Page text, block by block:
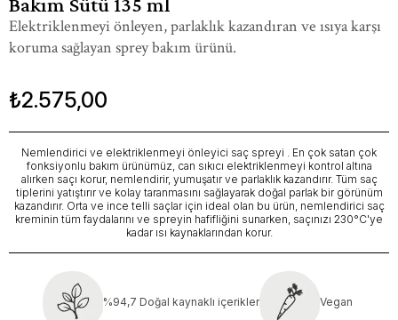
Elektriklenmeyi önleyen, parlaklık kazandıran ve ısıya karşı
koruma sağlayan sprey bakım ürünü.
₺2.575,00
Nemlendirici ve elektriklenmeyi önleyici saç spreyi . En çok satan çok
fonksiyonlu bakım ürünümüz, can sıkıcı elektriklenmeyi kontrol altına
alırken saçı korur, nemlendirir, yumuşatır ve parlaklık kazandırır. Tüm saç
tiplerini yatıştırır ve kolay taranmasını sağlayarak doğal parlak bir görünüm
kazandırır. Orta ve ince telli saçlar için ideal olan bu ürün, nemlendirici saç
kreminin tüm faydalarını ve spreyin hafifliğini sunarken, saçınızı 230°C'ye
kadar ısı kaynaklarından korur.
%94,7 Doğal kaynaklı içerikler Vegan